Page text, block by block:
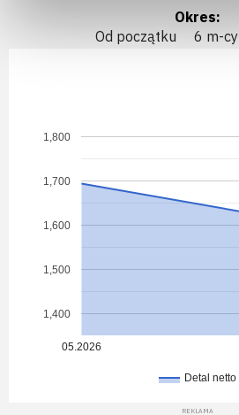
Okres:
Od początku
6 m-cy
Detal netto
05.2026
1,400
1,500
1,600
1,700
1,800